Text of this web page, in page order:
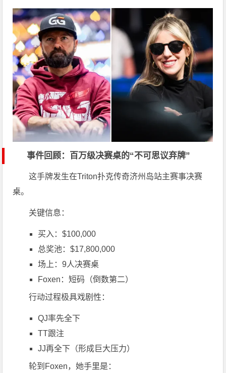
事件回顾：百万级决赛桌的“不可思议弃牌”
这手牌发生在Triton扑克传奇济州岛站主赛事决赛
桌。
关键信息：
买入：$100,000
总奖池：$17,800,000
场上：9人决赛桌
Foxen：短码（倒数第二）
行动过程极具戏剧性：
QJ率先全下
TT跟注
JJ再全下（形成巨大压力）
轮到Foxen，她手里是：